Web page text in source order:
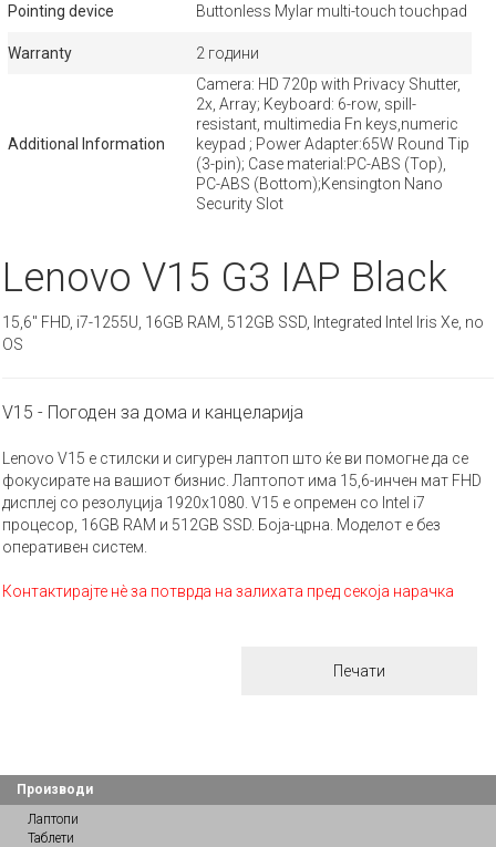
Pointing device Buttonless Mylar multi-touch touchpad
Warranty 2 години
Additional Information
Camera: HD 720p with Privacy Shutter,
2x, Array; Keyboard: 6-row, spill-
resistant, multimedia Fn keys,numeric
keypad ; Power Adapter:65W Round Tip
(3-pin); Case material:PC-ABS (Top),
PC-ABS (Bottom);Kensington Nano
Security Slot
Lenovo V15 G3 IAP Black
15,6" FHD, i7-1255U, 16GB RAM, 512GB SSD, Integrated Intel Iris Xe, no
OS
V15 - Погоден за дома и канцеларија
Lenovo V15 е стилски и сигурен лаптоп што ќе ви помогне да се
фокусирате на вашиот бизнис. Лаптопот има 15,6-инчен мат FHD
дисплеј со резолуција 1920х1080. V15 е опремен со Intel i7
процесор, 16GB RAM и 512GB SSD. Боја-црна. Моделот е без
оперативен систем.
Контактирајте нè за потврда на залихата пред секоја нарачка
Печати
Производи
Лаптопи
Таблети